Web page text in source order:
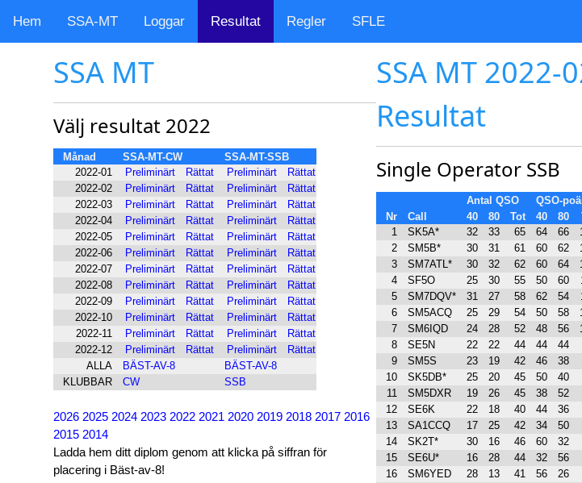
Hem SSA-MT Loggar Resultat Regler SFLE
SSA MT
Välj resultat 2022
Månad SSA-MT-CW
SSA-MT-SSB
2022-01
Preliminärt Rättat Preliminärt
Rättat
2022-02
Preliminärt Rättat Preliminärt
Rättat
2022-03
Preliminärt Rättat Preliminärt
Rättat
2022-04
Preliminärt Rättat Preliminärt
Rättat
2022-05
Preliminärt Rättat Preliminärt
Rättat
2022-06
Preliminärt Rättat Preliminärt
Rättat
2022-07
Preliminärt Rättat Preliminärt
Rättat
2022-08
Preliminärt Rättat Preliminärt
Rättat
2022-09
Preliminärt Rättat Preliminärt
Rättat
2022-10
Preliminärt Rättat Preliminärt
Rättat
2022-11
Preliminärt Rättat Preliminärt
Rättat
2022-12
Preliminärt Rättat Preliminärt
Rättat
ALLA
BÄST-AV-8
BÄST-AV-8
KLUBBAR
CW SSB
2026 2025 2024 2023 2022 2021 2020 2019 2018 2017 2016
2015 2014
Ladda hem ditt diplom genom att klicka på siffran för
placering i Bäst-av-8!
SSA MT
Resultat
Single Operator SSB
Antal QSO QSO-
Nr
Call 40 80 Tot 40 80
1
SK5A* 32 33 65 64 66
2
SM5B* 30 31 61 60 62
3
SM7ATL* 30 32 62 60 64
4
SF5O 25 30 55 50 60
5
SM7DQV* 31 27 58 62 54
6
SM5ACQ 25 29 54 50 58
7
SM6IQD 24 28 52 48 56
8
SE5N 22 22 44 44 44
9
SM5S 23 19 42 46 38
10
SK5DB* 25 20 45 50 40
11
SM5DXR 19 26 45 38 52
12
SE6K 22 18 40 44 36
13
SA1CCQ 17 25 42 34 50
14
SK2T* 30 16 46 60 32
15
SE6U* 16 28 44 32 56
16
SM6YED 28 13 41 56 26